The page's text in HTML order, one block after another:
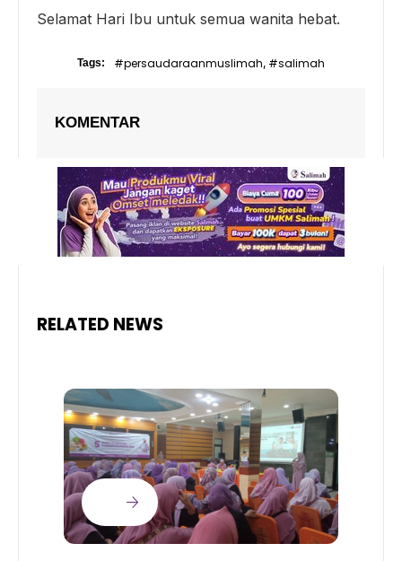
Selamat Hari Ibu untuk semua wanita hebat.
Tags: #persaudaraanmuslimah, #salimah
KOMENTAR
RELATED NEWS